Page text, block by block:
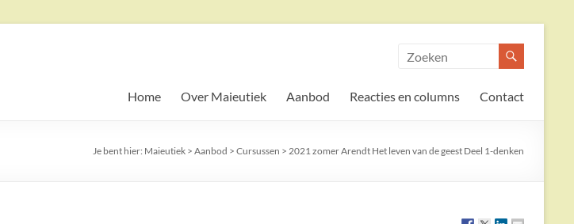
Home Over Maieutiek Aanbod Reacties en columns Contact
Je bent hier: Maieutiek > Aanbod > Cursussen > 2021 zomer Arendt Het leven van de geest Deel 1-denken